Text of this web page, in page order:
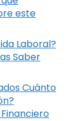
este
Laboral?
Saber
Cuánto